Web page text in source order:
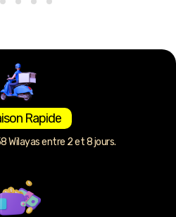
Rapide
Wilayas entre 2 et 8 jours.